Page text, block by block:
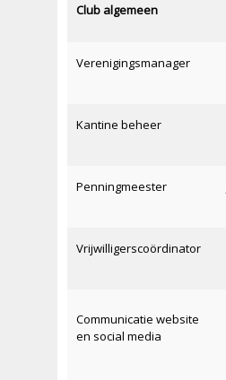
Club algemeen
Verenigingsmanager
Kantine beheer
Penningmeester
Vrijwilligerscoördinator
Communicatie website
en social media